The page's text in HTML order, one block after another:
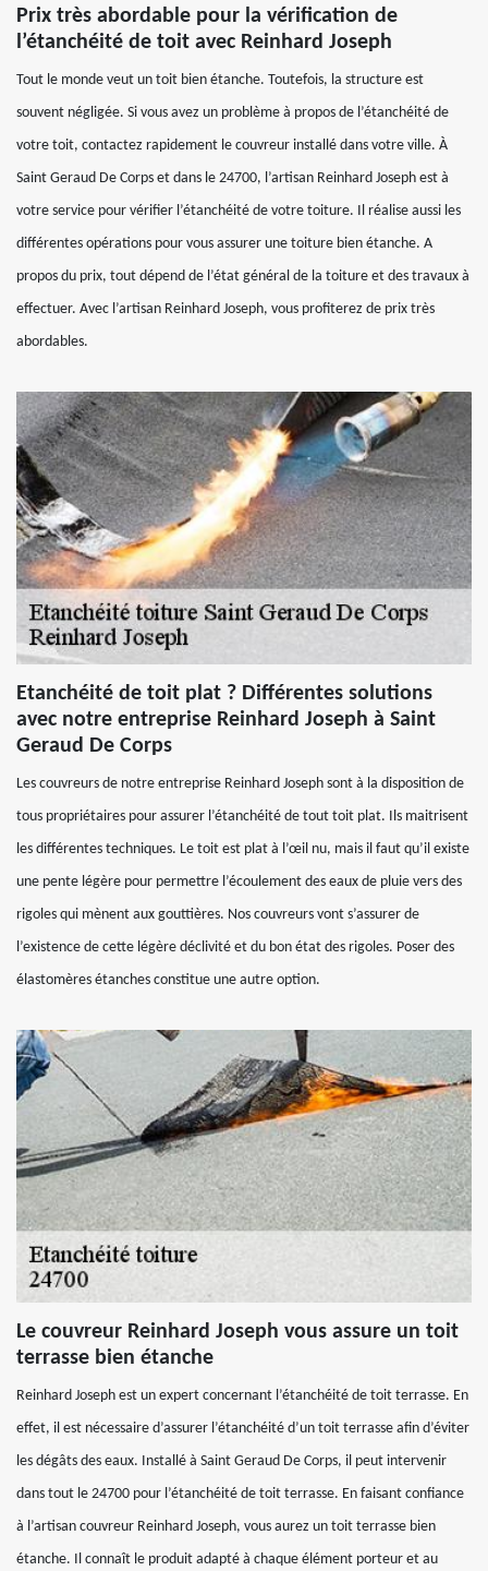
Prix très abordable pour la vérification de
l’étanchéité de toit avec Reinhard Joseph
Tout le monde veut un toit bien étanche. Toutefois, la structure est
souvent négligée. Si vous avez un problème à propos de l’étanchéité de
votre toit, contactez rapidement le couvreur installé dans votre ville. À
Saint Geraud De Corps et dans le 24700, l’artisan Reinhard Joseph est à
votre service pour vérifier l’étanchéité de votre toiture. Il réalise aussi les
différentes opérations pour vous assurer une toiture bien étanche. A
propos du prix, tout dépend de l’état général de la toiture et des travaux à
effectuer. Avec l’artisan Reinhard Joseph, vous profiterez de prix très
abordables.
Etanchéité de toit plat ? Différentes solutions
avec notre entreprise Reinhard Joseph à Saint
Geraud De Corps
Les couvreurs de notre entreprise Reinhard Joseph sont à la disposition de
tous propriétaires pour assurer l’étanchéité de tout toit plat. Ils maitrisent
les différentes techniques. Le toit est plat à l’œil nu, mais il faut qu’il existe
une pente légère pour permettre l’écoulement des eaux de pluie vers des
rigoles qui mènent aux gouttières. Nos couvreurs vont s’assurer de
l’existence de cette légère déclivité et du bon état des rigoles. Poser des
élastomères étanches constitue une autre option.
Le couvreur Reinhard Joseph vous assure un toit
terrasse bien étanche
Reinhard Joseph est un expert concernant l’étanchéité de toit terrasse. En
effet, il est nécessaire d’assurer l’étanchéité d’un toit terrasse afin d’éviter
les dégâts des eaux. Installé à Saint Geraud De Corps, il peut intervenir
dans tout le 24700 pour l’étanchéité de toit terrasse. En faisant confiance
à l’artisan couvreur Reinhard Joseph, vous aurez un toit terrasse bien
étanche. Il connaît le produit adapté à chaque élément porteur et au